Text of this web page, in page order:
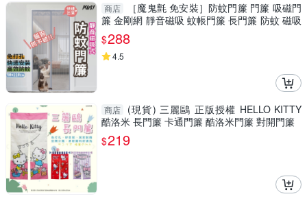
商店
［魔鬼氈 免安裝］防蚊門簾 門簾 吸磁門
簾 金剛網 靜音磁吸 蚊帳門簾 長門簾 防蚊 磁吸
門簾
$288
4.5
商店
(現貨) 三麗鷗 正版授權 HELLO KITTY
酷洛米 長門簾 卡通門簾 酷洛米門簾 對開門簾
$219